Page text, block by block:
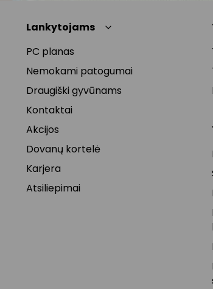
Lankytojams
PC planas
Nemokami patogumai
Draugiški gyvūnams
Kontaktai
Akcijos
Dovanų kortelė
Karjera
Atsiliepimai